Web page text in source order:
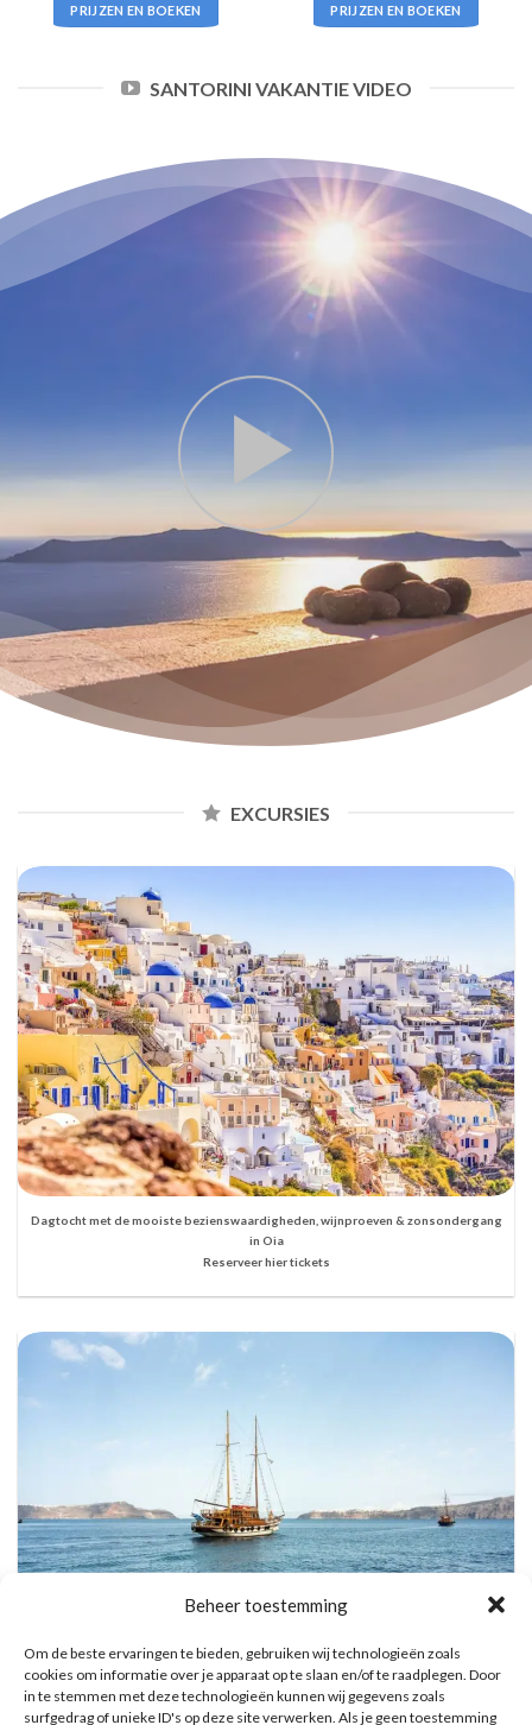
Beheer toestemming
Om de beste ervaringen te bieden, gebruiken wij technologieën zoals
cookies om informatie over je apparaat op te slaan en/of te raadplegen. Door
in te stemmen met deze technologieën kunnen wij gegevens zoals
surfgedrag of unieke ID's op deze site verwerken. Als je geen toestemming
PRIJZEN EN BOEKEN PRIJZEN EN BOEKEN
SANTORINI VAKANTIE VIDEO
EXCURSIES
Dagtocht met de mooiste bezienswaardigheden, wijnproeven & zonsondergang
in Oia
Reserveer hier tickets
Vulkanische eilanden cruise met bezoek aan warmwaterbronnen
Reserveer hier tickets